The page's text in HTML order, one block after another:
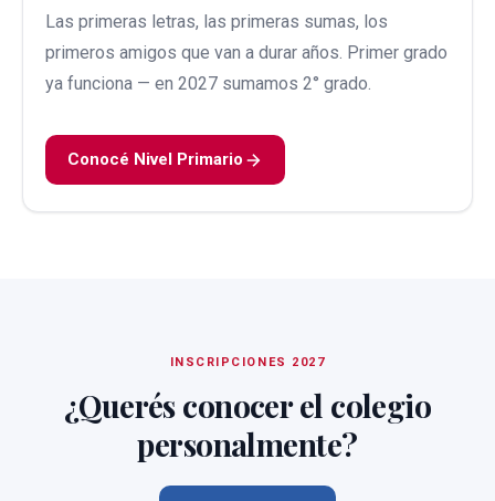
Las primeras letras, las primeras sumas, los
primeros amigos que van a durar años. Primer grado
ya funciona — en 2027 sumamos 2° grado.
Conocé Nivel Primario
INSCRIPCIONES 2027
¿Querés conocer el colegio
personalmente?